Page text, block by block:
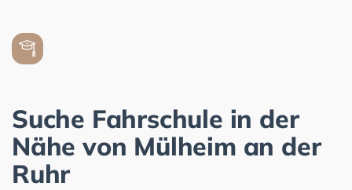
Suche Fahrschule in der
Nähe von Mülheim an der
Ruhr